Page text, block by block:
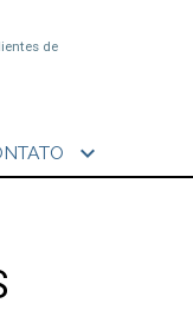
de
expand_more